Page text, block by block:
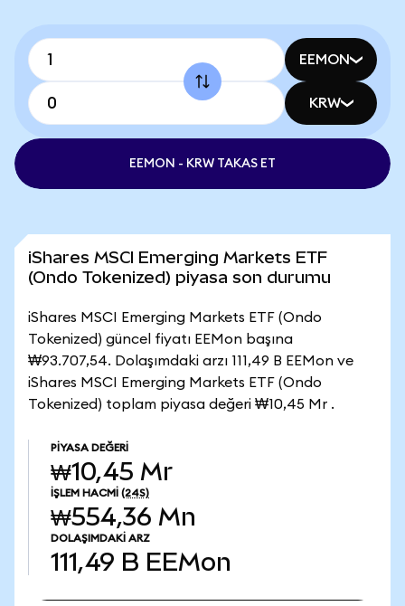
EEMON
KRW
EEMON - KRW TAKAS ET
iShares MSCI Emerging Markets ETF
(Ondo Tokenized) piyasa son durumu
iShares MSCI Emerging Markets ETF (Ondo
Tokenized) güncel fiyatı EEMon başına
₩93.707,54. Dolaşımdaki arzı 111,49 B EEMon ve
iShares MSCI Emerging Markets ETF (Ondo
Tokenized) toplam piyasa değeri ₩10,45 Mr .
PIYASA DEĞERI
₩10,45 Mr
İŞLEM HACMI (24S)
₩554,36 Mn
DOLAŞIMDAKI ARZ
111,49 B EEMon